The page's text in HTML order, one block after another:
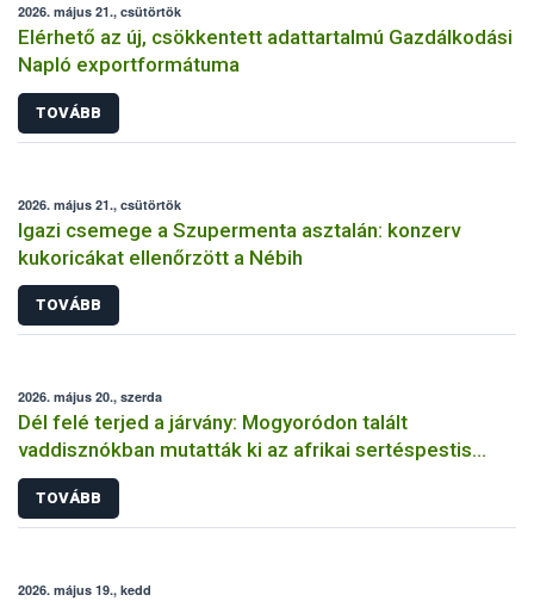
2026. május 21., csütörtök
Elérhető az új, csökkentett adattartalmú Gazdálkodási
Napló exportformátuma
TOVÁBB
2026. május 21., csütörtök
Igazi csemege a Szupermenta asztalán: konzerv
kukoricákat ellenőrzött a Nébih
TOVÁBB
2026. május 20., szerda
Dél felé terjed a járvány: Mogyoródon talált
vaddisznókban mutatták ki az afrikai sertéspestis
vírusát
TOVÁBB
2026. május 19., kedd